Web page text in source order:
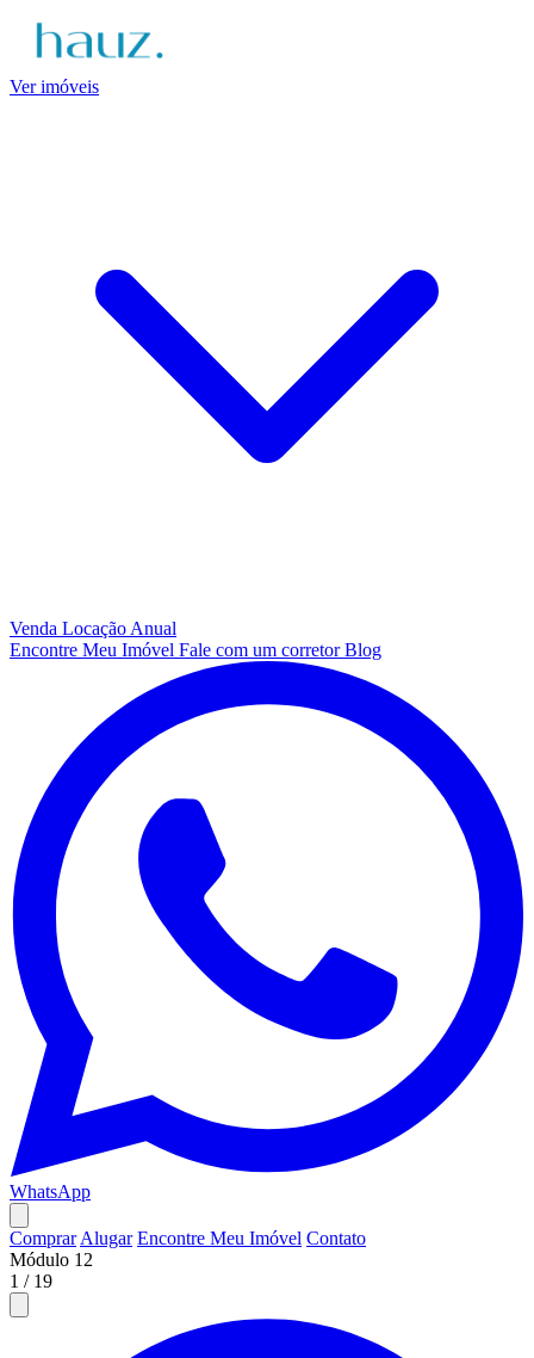
Ver imóveis
Venda Locação Anual
Encontre Meu Imóvel Fale com um corretorBlog
WhatsApp
Comprar Alugar Encontre Meu Imóvel Contato
Módulo 12
1 / 19